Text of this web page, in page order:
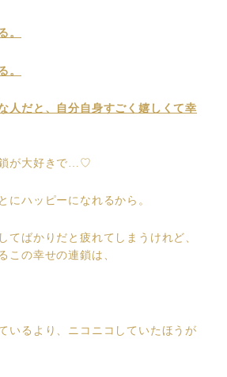
。
。
人だと、自分自身すごく嬉しくて幸
が大好きで…♡
にハッピーになれるから。
てばかりだと疲れてしまうけれど、
この幸せの連鎖は、
いるより、ニコニコしていたほうが